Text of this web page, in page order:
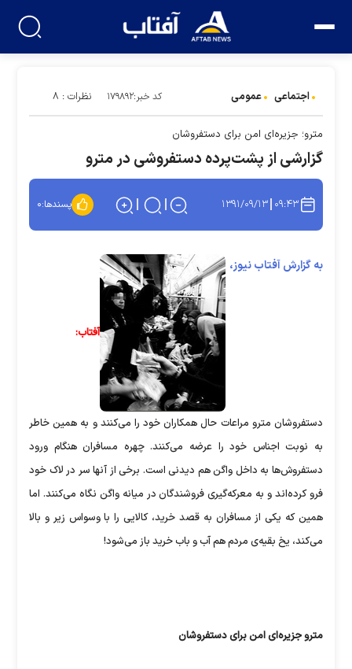
اجتماعی عمومی کد خبر:۱۷۹۸۹۲ نظرات : ۸
مترو؛ جزیره‌ای امن برای دستفروشان
گزارشی از پشت‌پرده دستفروشی در مترو
۰۹:۴۳ ۱۳۹۱/۰۹/۱۳ پسندها:۰
به گزارش آفتاب نیوز،
آفتاب:
دستفروشان مترو مراعات حال همکاران خود را می‌کنند و به همین خاطر
به نوبت اجناس خود را عرضه می‌کنند. چهره مسافران هنگام ورود
دستفروش‌ها به داخل واگن هم دیدنی است. برخی از آنها سر در لاک خود
فرو کرده‌اند و به معرکه‌گیری فروشندگان در میانه واگن نگاه می‌کنند. اما
همین که یکی از مسافران به قصد خرید، کالایی را با وسواس زیر و بالا
می‌کند، یخ بقیه‌ی مردم هم آب و باب خرید باز می‌شود!
مترو جزیره‌ای امن برای دستفروشان